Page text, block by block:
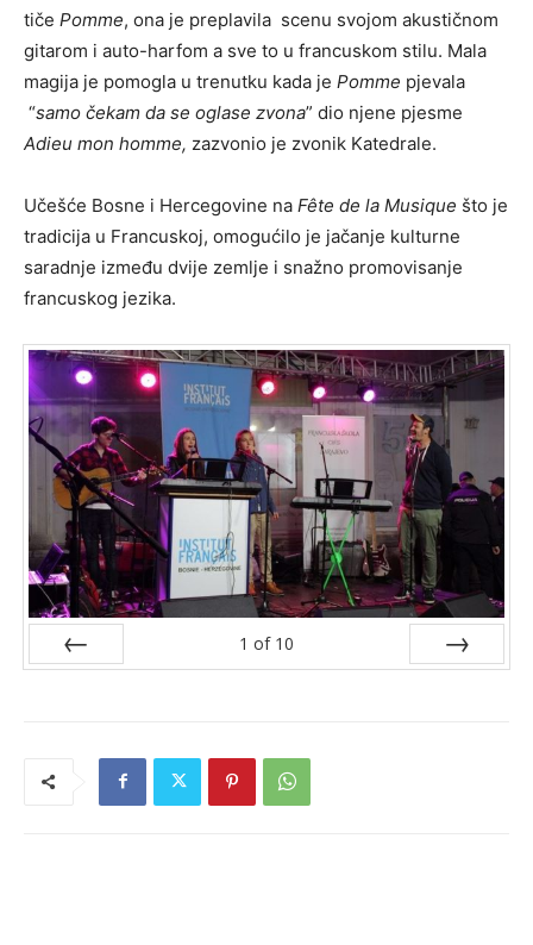
tiče Pomme, ona je preplavila scenu svojom akustičnom
gitarom i auto-harfom a sve to u francuskom stilu. Mala
magija je pomogla u trenutku kada je Pomme pjevala
“samo čekam da se oglase zvona” dio njene pjesme
Adieu mon homme, zazvonio je zvonik Katedrale.
Učešće Bosne i Hercegovine na Fête de la Musique što je
tradicija u Francuskoj, omogućilo je jačanje kulturne
saradnje između dvije zemlje i snažno promovisanje
francuskog jezika.
1 of 10